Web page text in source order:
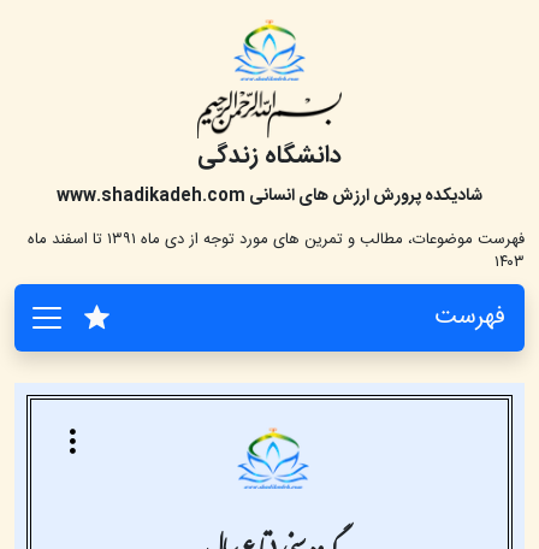
دانشگاه زندگی
شادیکده پرورش ارزش های انسانی www.shadikadeh.com
فهرست موضوعات، مطالب و تمرین های مورد توجه از دی ماه ۱۳۹۱ تا اسفند ماه
۱۴۰۳
فهرست